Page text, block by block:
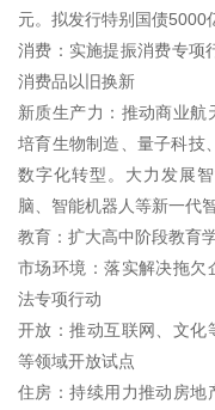
元。拟发行特别国债5000
消费：实施提振消费专项
消费品以旧换新
新质生产力：推动商业航
培育生物制造、量子科技
数字化转型。大力发展
脑、智能机器人等新一代
教育：扩大高中阶段教育
市场环境：落实解决拖欠
法专项行动
开放：推动互联网、文化
等领域开放试点
住房：持续用力推动房地